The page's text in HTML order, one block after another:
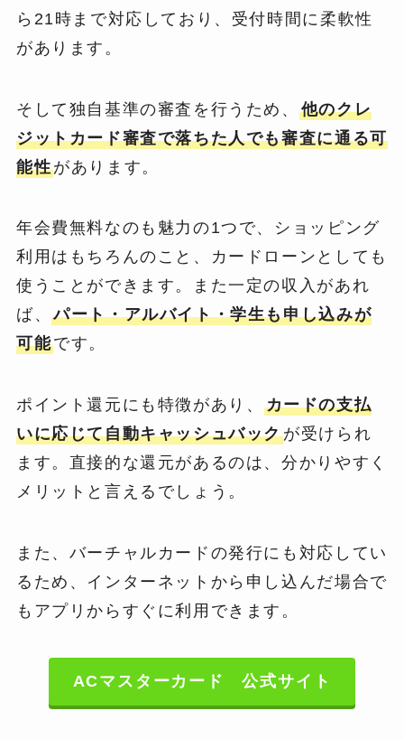
ら21時まで対応しており、受付時間に柔軟性
があります。
そして独自基準の審査を行うため、 他のクレ
ジットカード審査で落ちた人でも審査に通る可
能性があります。
年会費無料なのも魅力の1つで、ショッピング
利用はもちろんのこと、カードローンとしても
使うことができます。また一定の収入があれ
ば、パート・アルバイト・学生も申し込みが
可能です。
ポイント還元にも特徴があり、 カードの支払
いに応じて自動キャッシュバックが受けられ
ます。直接的な還元があるのは、分かりやすく
メリットと言えるでしょう。
また、バーチャルカードの発行にも対応してい
るため、インターネットから申し込んだ場合で
もアプリからすぐに利用できます。
ACマスターカード 公式サイト